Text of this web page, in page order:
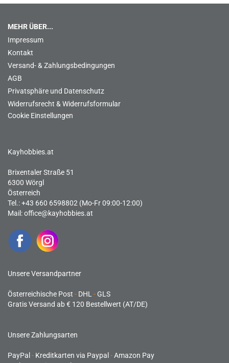
MEHR ÜBER...
Impressum
Kontakt
Versand- & Zahlungsbedingungen
AGB
Privatsphäre und Datenschutz
Widerrufsrecht & Widerrufsformular
Cookie Einstellungen
Kayhobbies.at
Brixentaler Straße 51
6300 Wörgl
Österreich
Tel.: +43 660 6598802 (Mo-Fr 09:00-12:00)
Mail:office@kayhobbies.at
Unsere Versandpartner
Österreichische Post - DHL -GLS
Gratis Versand ab € 120 Bestellwert (AT/DE)
Unsere Zahlungsarten
PayPal - Kreditkarten via Paypal -Amazon Pay